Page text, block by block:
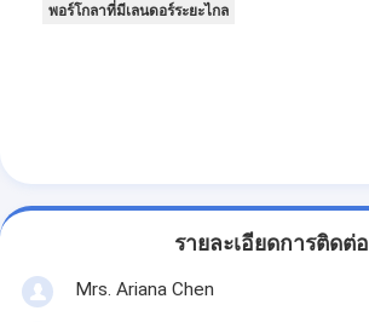
พอร์โกลาที่มีเลนดอร์ระยะไกล
รายละเอียดการติดต่อ
Mrs. Ariana Chen